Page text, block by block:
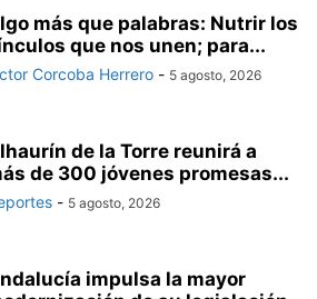
más que palabras: Nutrir los
que nos unen; para...
Corcoba Herrero - 5 agosto, 2026
de la Torre reunirá a
de 300 jóvenes promesas...
- 5 agosto, 2026
impulsa la mayor